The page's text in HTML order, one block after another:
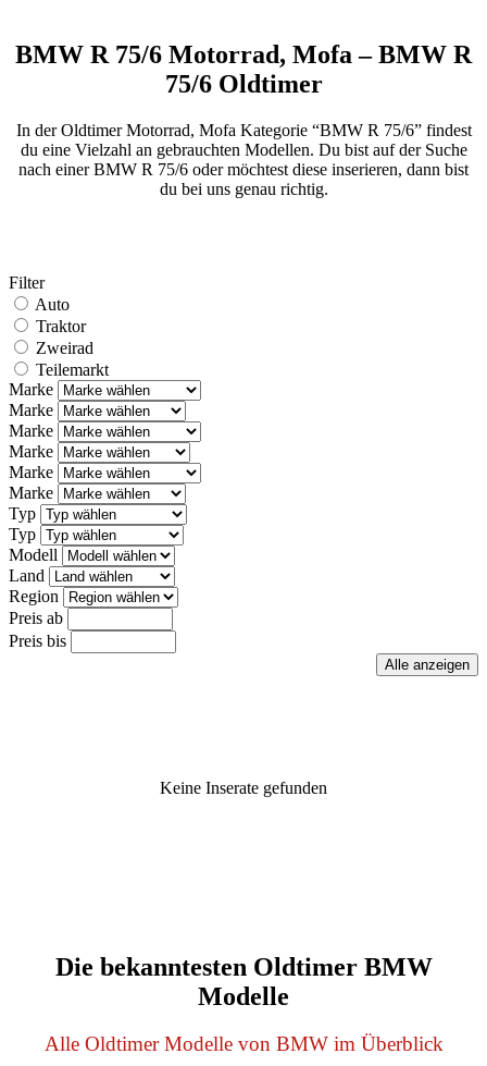
BMW R 75/6 Motorrad, Mofa – BMW R
75/6 Oldtimer
In der Oldtimer Motorrad, Mofa Kategorie “BMW R 75/6” findest
du eine Vielzahl an gebrauchten Modellen. Du bist auf der Suche
nach einer BMW R 75/6 oder möchtest diese inserieren, dann bist
du bei uns genau richtig.
Filter
Auto
Traktor
Zweirad
Teilemarkt
Marke
Marke
Marke
Marke
Marke
Marke
Typ
Typ
Modell
Land
Region
Preis ab
Preis bis
Keine Inserate gefunden
Die bekanntesten Oldtimer BMW
Modelle
Alle Oldtimer Modelle von BMW im Überblick